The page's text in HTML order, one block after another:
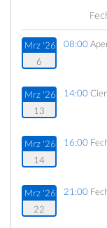
Mrz '26
6
08:00
Mrz '26
13
14:00
Mrz '26
14
16:00
Mrz '26
22
21:00